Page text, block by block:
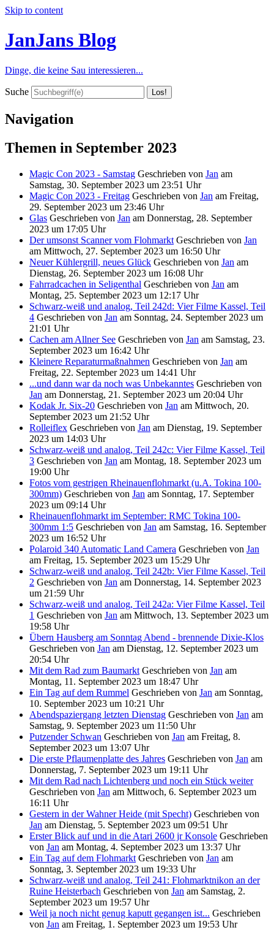
Skip to content
JanJans Blog
Dinge, die keine Sau interessieren...
Suche
Navigation
Themen in September 2023
Magic Con 2023 - Samstag Geschrieben von Jan am
Samstag, 30. September 2023 um 23:51 Uhr
Magic Con 2023 - Freitag Geschrieben von Jan am Freitag,
29. September 2023 um 23:46 Uhr
Glas Geschrieben von Jan am Donnerstag, 28. September
2023 um 17:05 Uhr
Der umsonst Scanner vom Flohmarkt Geschrieben von Jan
am Mittwoch, 27. September 2023 um 16:50 Uhr
Neuer Kühlergrill, neues Glück Geschrieben von Jan am
Dienstag, 26. September 2023 um 16:08 Uhr
Fahrradcachen in Seligenthal Geschrieben von Jan am
Montag, 25. September 2023 um 12:17 Uhr
Schwarz-weiß und analog, Teil 242d: Vier Filme Kassel, Teil
4 Geschrieben von Jan am Sonntag, 24. September 2023 um
21:01 Uhr
Cachen am Allner See Geschrieben von Jan am Samstag, 23.
September 2023 um 16:42 Uhr
Kleinere Reparaturmaßnahmen Geschrieben von Jan am
Freitag, 22. September 2023 um 14:41 Uhr
...und dann war da noch was Unbekanntes Geschrieben von
Jan am Donnerstag, 21. September 2023 um 20:04 Uhr
Kodak Jr. Six-20 Geschrieben von Jan am Mittwoch, 20.
September 2023 um 21:52 Uhr
Rolleiflex Geschrieben von Jan am Dienstag, 19. September
2023 um 14:03 Uhr
Schwarz-weiß und analog, Teil 242c: Vier Filme Kassel, Teil
3 Geschrieben von Jan am Montag, 18. September 2023 um
19:00 Uhr
Fotos vom gestrigen Rheinauenflohmarkt (u.A. Tokina 100-
300mm) Geschrieben von Jan am Sonntag, 17. September
2023 um 09:14 Uhr
Rheinauenflohmarkt im September: RMC Tokina 100-
300mm 1:5 Geschrieben von Jan am Samstag, 16. September
2023 um 16:52 Uhr
Polaroid 340 Automatic Land Camera Geschrieben von Jan
am Freitag, 15. September 2023 um 15:29 Uhr
Schwarz-weiß und analog, Teil 242b: Vier Filme Kassel, Teil
2 Geschrieben von Jan am Donnerstag, 14. September 2023
um 21:59 Uhr
Schwarz-weiß und analog, Teil 242a: Vier Filme Kassel, Teil
1 Geschrieben von Jan am Mittwoch, 13. September 2023 um
19:58 Uhr
Übern Hausberg am Sonntag Abend - brennende Dixie-Klos
Geschrieben von Jan am Dienstag, 12. September 2023 um
20:54 Uhr
Mit dem Rad zum Baumarkt Geschrieben von Jan am
Montag, 11. September 2023 um 18:47 Uhr
Ein Tag auf dem Rummel Geschrieben von Jan am Sonntag,
10. September 2023 um 10:21 Uhr
Abendspaziergang letzten Dienstag Geschrieben von Jan am
Samstag, 9. September 2023 um 11:50 Uhr
Putzender Schwan Geschrieben von Jan am Freitag, 8.
September 2023 um 13:07 Uhr
Die erste Pflaumenplatte des Jahres Geschrieben von Jan am
Donnerstag, 7. September 2023 um 19:11 Uhr
Mit dem Rad nach Lichtenberg und noch ein Stück weiter
Geschrieben von Jan am Mittwoch, 6. September 2023 um
16:11 Uhr
Gestern in der Wahner Heide (mit Specht) Geschrieben von
Jan am Dienstag, 5. September 2023 um 09:51 Uhr
Erster Blick auf und in die Atari 2600 jr Konsole Geschrieben
von Jan am Montag, 4. September 2023 um 13:37 Uhr
Ein Tag auf dem Flohmarkt Geschrieben von Jan am
Sonntag, 3. September 2023 um 19:33 Uhr
Schwarz-weiß und analog, Teil 241: Flohmarktnikon an der
Ruine Heisterbach Geschrieben von Jan am Samstag, 2.
September 2023 um 19:57 Uhr
Weil ja noch nicht genug kaputt gegangen ist... Geschrieben
von Jan am Freitag, 1. September 2023 um 19:53 Uhr